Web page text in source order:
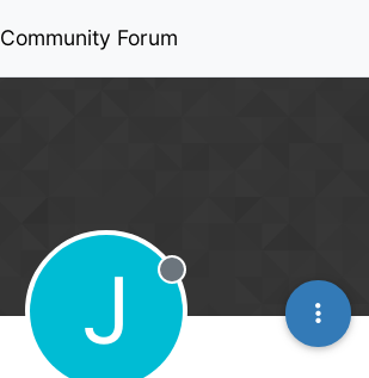
Community Forum
J Offline